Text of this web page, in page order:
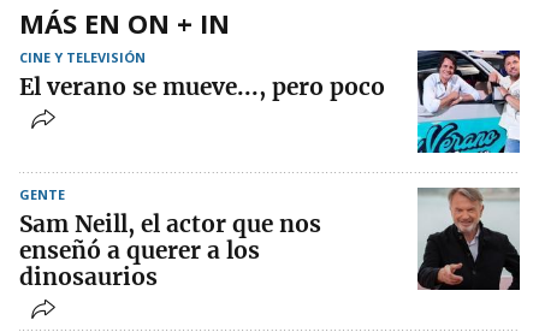
MÁS EN ON + IN
CINE Y TELEVISIÓN
El verano se mueve..., pero poco
GENTE
Sam Neill, el actor que nos
enseñó a querer a los
dinosaurios